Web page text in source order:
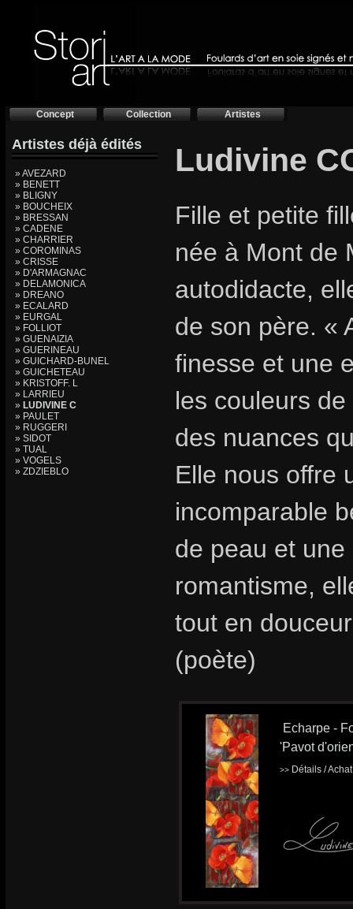
Concept Collection Artistes
Artistes déjà édités
» AVEZARD
» BENETT
» BLIGNY
» BOUCHEIX
» BRESSAN
» CADENE
» CHARRIER
» COROMINAS
» CRISSE
» D'ARMAGNAC
» DELAMONICA
» DREANO
» ECALARD
» EURGAL
» FOLLIOT
» GUENAIZIA
» GUERINEAU
» GUICHARD-BUNEL
» GUICHETEAU
» KRISTOFF. L
» LARRIEU
» LUDIVINE C
» PAULET
» RUGGERI
» SIDOT
» TUAL
» VOGELS
» ZDZIEBLO
Ludivine
Fille et petite
née à Mont de
autodidacte,
de son père. «
finesse et une
les couleurs
des nuances
Elle nous offre
incomparable
de peau et
romantisme,
tout en
(poète)
Echarpe -
'Pavot
>> Détails /